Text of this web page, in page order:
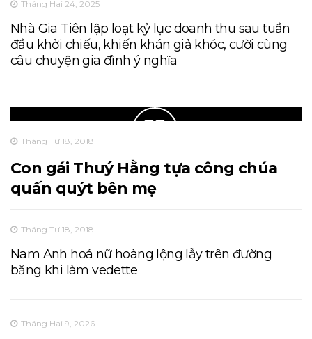
Tháng Hai 24, 2025
Nhà Gia Tiên lập loạt kỷ lục doanh thu sau tuần
đầu khởi chiếu, khiến khán giả khóc, cười cùng
câu chuyện gia đình ý nghĩa
Tháng Tư 18, 2018
Con gái Thuý Hằng tựa công chúa
quấn quýt bên mẹ
Tháng Tư 18, 2018
Nam Anh hoá nữ hoàng lộng lẫy trên đường
băng khi làm vedette
Tháng Hai 9, 2026